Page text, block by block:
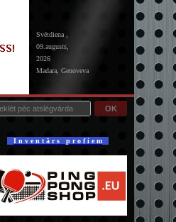
Svētdiena ,
09.augusts,
2026
Madara, Genoveva
OK
I n v e n t ā r s p r o f i e m